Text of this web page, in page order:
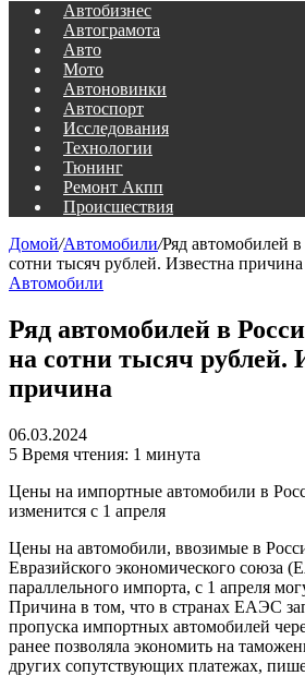
Автобизнес
Автограмота
Авто
Мото
Автоновинки
Автоспорт
Исследования
Технологии
Тюнинг
Ремонт Акпп
Происшествия
Домой/Автомобили/Ряд автомобилей
сотни тысяч рублей. Известна причина
Автомобили
Ряд автомобилей в
на сотни тысяч рублей.
причина
06.03.2024
5 Время чтения: 1 минута
Цены на импортные автомобили в
изменится с 1 апреля
Цены на автомобили, ввозимые в
Евразийского экономического союза
параллельного импорта, с 1 апреля
Причина в том, что в странах ЕАЭС
пропуска импортных автомобилей
ранее позволяла экономить на
других сопутствующих платежах,